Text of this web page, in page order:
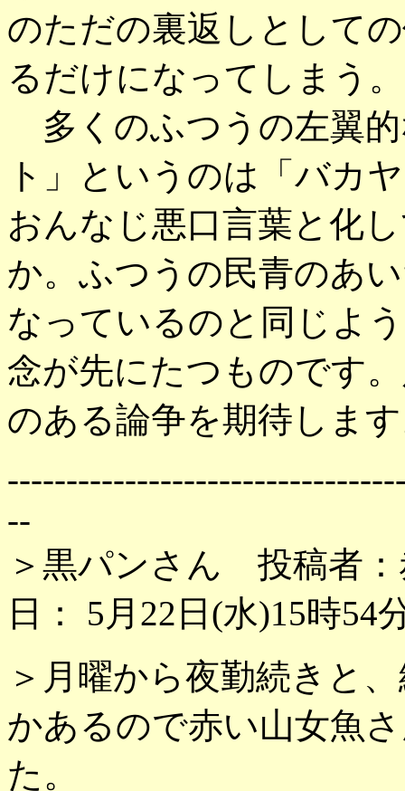
のただの裏返しとして
るだけになってしまう。
多くのふつうの左翼
ト」というのは「バカ
おんなじ悪口言葉と化
か。ふつうの民青のあ
なっているのと同じよ
念が先にたつものです
のある論争を期待しま
--
＞黒パンさん 投稿者
日： 5月22日(水)15時54
＞月曜から夜勤続きと
かあるので赤い山女魚
た。